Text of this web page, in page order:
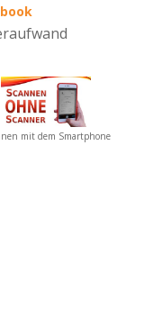
mit dem Smartphone